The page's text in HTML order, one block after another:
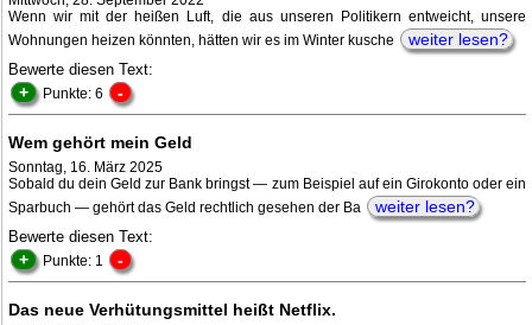
Wenn wir mit der heißen Luft, die aus unseren Politikern entweicht, unsere
Wohnungen heizen könnten, hätten wir es im Winter kusche
weiter lesen?
Bewerte diesen Text:
+ Punkte: 6 -
Wem gehört mein Geld
Sonntag, 16. März 2025
Sobald du dein Geld zur Bank bringst — zum Beispiel auf ein Girokonto oder ein
Sparbuch — gehört das Geld rechtlich gesehen der Ba
weiter lesen?
Bewerte diesen Text:
+ Punkte: 1 -
Das neue Verhütungsmittel heißt Netflix.